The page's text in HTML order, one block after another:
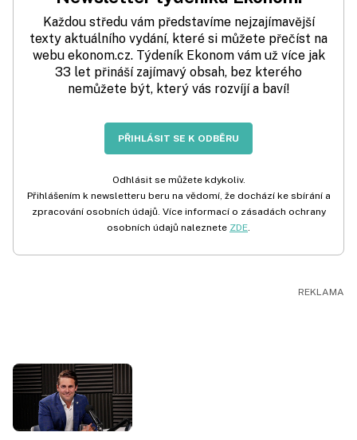
Každou středu vám představíme nejzajímavější
texty aktuálního vydání, které si můžete přečíst na
webu ekonom.cz. Týdeník Ekonom vám už více jak
33 let přináší zajímavý obsah, bez kterého
nemůžete být, který vás rozvíjí a baví!
PŘIHLÁSIT SE K ODBĚRU
Odhlásit se můžete kdykoliv.
Přihlášením k newsletteru beru na vědomí, že dochází ke sbírání a
zpracování osobních údajů. Více informací o zásadách ochrany
osobních údajů naleznete ZDE.